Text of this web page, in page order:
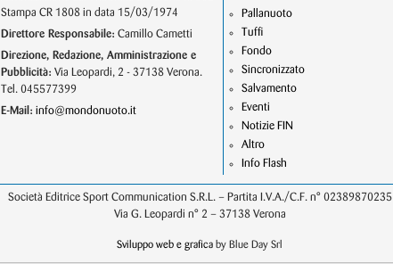
Stampa CR 1808 in data 15/03/1974
Direttore Responsabile: Camillo Cametti
Direzione, Redazione, Amministrazione e
Pubblicità: Via Leopardi, 2 - 37138 Verona.
Tel. 045577399
E-Mail: info@mondonuoto.it
Pallanuoto
Tuffi
Fondo
Sincronizzato
Salvamento
Eventi
Notizie FIN
Altro
Info Flash
Società Editrice Sport Communication S.R.L. – Partita I.V.A./C.F. n° 02389870235
Via G. Leopardi n° 2 – 37138 Verona
Sviluppo web e grafica by Blue Day Srl